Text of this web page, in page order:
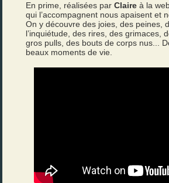
En prime, réalisées parClaire à la
qui l’accompagnent nous apaisent et
On y découvre des joies, des peines,
l’inquiétude, des rires, des grimaces,
gros pulls, des bouts de corps nus...
beaux moments de vie.